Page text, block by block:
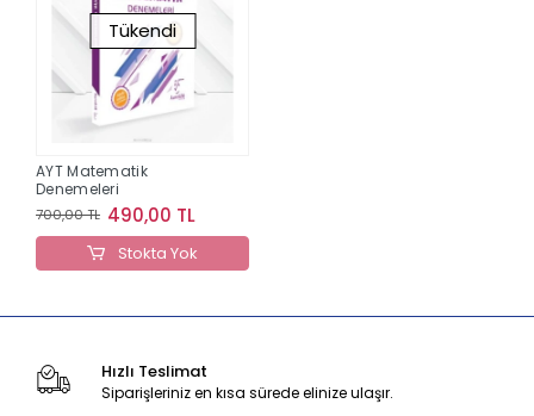
Tükendi
AYT Matematik
Denemeleri
700,00 TL 490,00 TL
Stokta Yok
Hızlı Teslimat
Siparişleriniz en kısa sürede elinize ulaşır.